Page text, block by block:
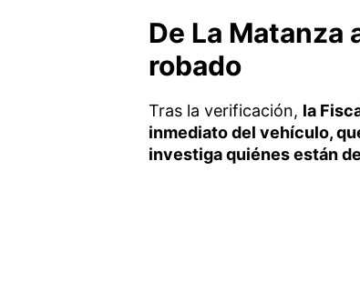
De La Matanza
robado
Tras la verificación, la
inmediato del vehículo,
investiga quiénes están